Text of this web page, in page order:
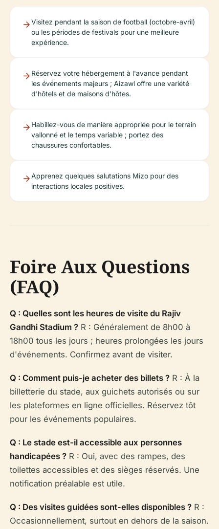
Visitez pendant la saison de football (octobre-avril)
ou les périodes de festivals pour une meilleure
expérience.
Réservez votre hébergement à l'avance pendant
les événements majeurs ; Aizawl offre une variété
d'hôtels et de maisons d'hôtes.
Habillez-vous de manière appropriée pour le terrain
vallonné et le temps variable ; portez des
chaussures confortables.
Apprenez quelques salutations Mizo pour des
interactions locales positives.
Foire Aux Questions
(FAQ)
Q : Quelles sont les heures de visite du Rajiv
Gandhi Stadium ? R : Généralement de 8h00 à
18h00 tous les jours ; heures prolongées les jours
d'événements. Confirmez avant de visiter.
Q : Comment puis-je acheter des billets ? R : À la
billetterie du stade, aux guichets autorisés ou sur
les plateformes en ligne officielles. Réservez tôt
pour les événements populaires.
Q : Le stade est-il accessible aux personnes
handicapées ? R : Oui, avec des rampes, des
toilettes accessibles et des sièges réservés. Une
notification préalable est utile.
Q : Des visites guidées sont-elles disponibles ? R :
Occasionnellement, surtout en dehors de la saison.